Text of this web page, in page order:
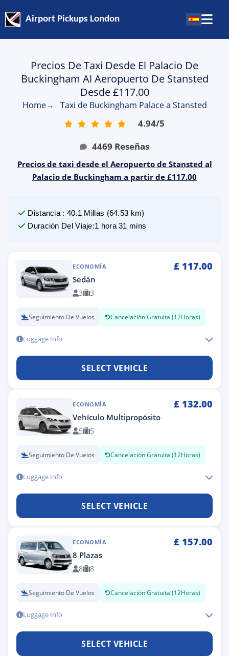
Airport Pickups London
Precios De Taxi Desde El Palacio De
Buckingham Al Aeropuerto De Stansted
Desde £117.00
Home→ Taxi de Buckingham Palace a Stansted
4.94/5
4469 Reseñas
Precios de taxi desde el Aeropuerto de Stansted al
Palacio de Buckingham a partir de £117.00
Distancia : 40.1 Millas (64.53 km)
Duración Del Viaje:1 hora 31 mins
ECONOMÍA £ 117.00
Sedán
3 3
Seguimiento De Vuelos Cancelación Gratuita (12Horas)
Luggage Info
SELECT VEHICLE
ECONOMÍA £ 132.00
Vehículo Multipropósito
5 5
Seguimiento De Vuelos Cancelación Gratuita (12Horas)
Luggage Info
SELECT VEHICLE
ECONOMÍA £ 157.00
8 Plazas
8 8
Seguimiento De Vuelos Cancelación Gratuita (12Horas)
Luggage Info
SELECT VEHICLE